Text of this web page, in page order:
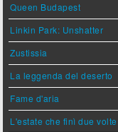
Queen Budapest
Linkin Park: Unshatter
Zustissia
La leggenda del deserto
Fame d'aria
L'estate che finì due volte